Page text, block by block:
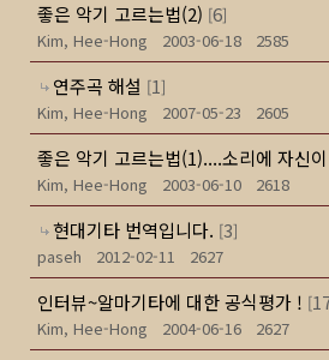
좋은 악기 고르는법(2) [6]
Kim, Hee-Hong
2003-06-18 2585
연주곡 해설 [1]
Kim, Hee-Hong
2007-05-23 2605
좋은 악기 고르는법(1)....소리에 자신
Kim, Hee-Hong 2003-06-10 2618
현대기타 번역입니다. [3]
paseh
2012-02-11 2627
인터뷰~알마기타에 대한 공식평가 ! [
Kim, Hee-Hong
2004-06-16 2627